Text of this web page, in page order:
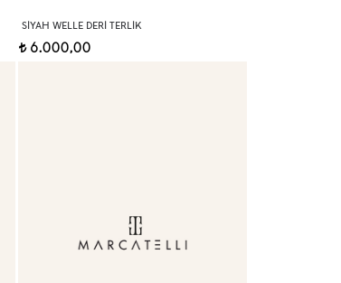
SIYAH WELLE DERI TERLIK
t6.000,00